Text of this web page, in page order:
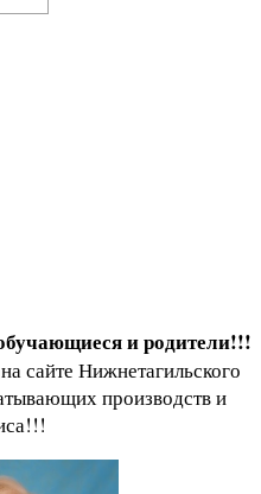
и родители!!!
сайте Нижнетагильского
производств и